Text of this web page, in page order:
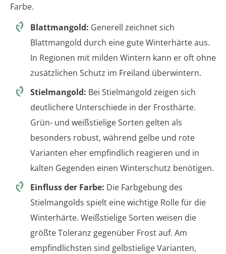
Farbe.
Blattmangold: Generell zeichnet sich
Blattmangold durch eine gute Winterhärte aus.
In Regionen mit milden Wintern kann er oft ohne
zusätzlichen Schutz im Freiland überwintern.
Stielmangold: Bei Stielmangold zeigen sich
deutlichere Unterschiede in der Frosthärte.
Grün- und weißstielige Sorten gelten als
besonders robust, während gelbe und rote
Varianten eher empfindlich reagieren und in
kalten Gegenden einen Winterschutz benötigen.
Einfluss der Farbe: Die Farbgebung des
Stielmangolds spielt eine wichtige Rolle für die
Winterhärte. Weißstielige Sorten weisen die
größte Toleranz gegenüber Frost auf. Am
empfindlichsten sind gelbstielige Varianten,